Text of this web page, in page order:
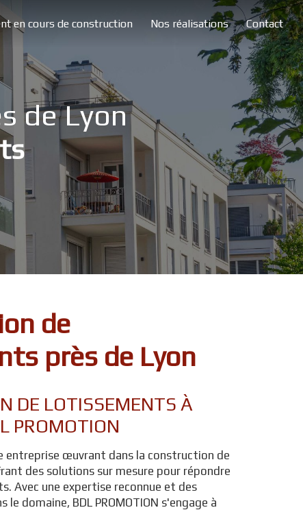
en cours de construction Nos réalisations Contact
de Lyon
de
près de Lyon
DE LOTISSEMENTS À
PROMOTION
entreprise œuvrant dans la construction de
des solutions sur mesure pour répondre
Avec une expertise reconnue et des
le domaine, BDL PROMOTION s'engage à